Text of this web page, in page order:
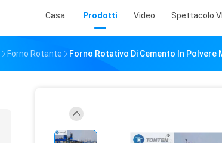
Casa. Prodotti Video Spettacolo
Forno Rotante Forno Rotativo Di Cemento In